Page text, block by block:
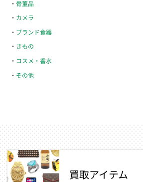
骨董品
カメラ
ブランド食器
きもの
コスメ・香水
その他
買取アイテム